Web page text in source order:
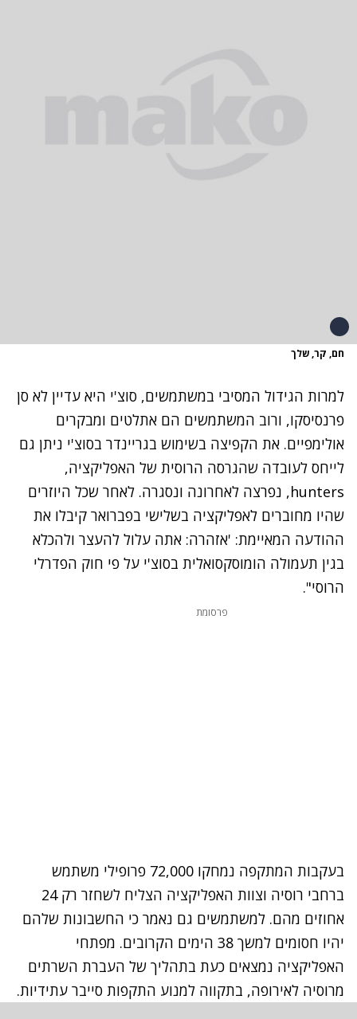
חם, קר, שלך
למרות הגידול המסיבי במשתמשים, סוצ'י היא עדיין לא סן
פרנסיסקו, ורוב המשתמשים הם אתלטים ומבקרים
אולימפיים. את הקפיצה בשימוש בגריינדר בסוצ'י ניתן גם
לייחס לעובדה שהגרסה הרוסית של האפליקציה,
hunters, נפרצה לאחרונה ונסגרה. לאחר שכל היוזרים
שהיו מחוברים לאפליקציה בשלישי בפברואר קיבלו את
ההודעה המאיימת: 'אזהרה: אתה עלול להעצר ולהכלא
בגין תעמולה הומוסקסואלית בסוצ'י על פי חוק הפדרלי
הרוסי".
פרסומת
בעקבות המתקפה נמחקו 72,000 פרופילי משתמש
ברחבי רוסיה וצוות האפליקציה הצליח לשחזר רק 24
אחוזים מהם. למשתמשים גם נאמר כי החשבונות שלהם
יהיו חסומים למשך 38 הימים הקרובים. מפתחי
האפליקציה נמצאים כעת בתהליך של העברת השרתים
מרוסיה לאירופה, בתקווה למנוע התקפות סייבר עתידיות.